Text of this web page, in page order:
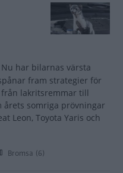
har bilarnas värsta
fram strategier för
lakritsremmar till
årets somriga prövningar
Leon, Toyota Yaris och
Bromsa (6)